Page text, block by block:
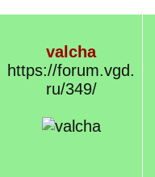
valcha
https://forum.vgd.
ru/349/